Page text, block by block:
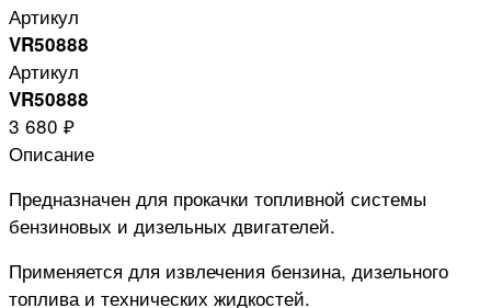
Артикул
VR50888
Артикул
VR50888
3 680 ₽
Описание
Предназначен для прокачки топливной системы
бензиновых и дизельных двигателей.
Применяется для извлечения бензина, дизельного
топлива и технических жидкостей.